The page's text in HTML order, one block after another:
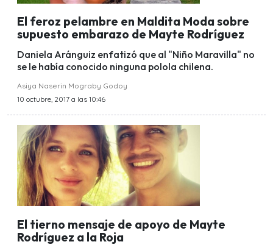
El feroz pelambre en Maldita Moda sobre
supuesto embarazo de Mayte Rodríguez
Daniela Aránguiz enfatizó que al "Niño Maravilla" no
se le había conocido ninguna polola chilena.
Asiya Naserin Mograby Godoy
10 octubre, 2017 a las 10:46
El tierno mensaje de apoyo de Mayte
Rodríguez a la Roja